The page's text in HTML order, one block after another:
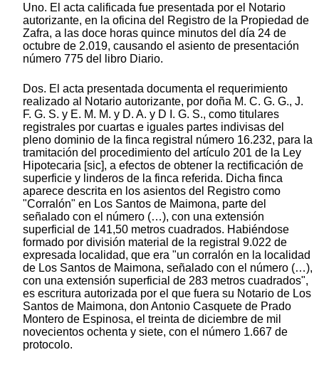
Uno. El acta calificada fue presentada por el Notario
autorizante, en la oficina del Registro de la Propiedad de
Zafra, a las doce horas quince minutos del día 24 de
octubre de 2.019, causando el asiento de presentación
número 775 del libro Diario.
Dos. El acta presentada documenta el requerimiento
realizado al Notario autorizante, por doña M. C. G. G., J.
F. G. S. y E. M. M. y D. A. y D I. G. S., como titulares
registrales por cuartas e iguales partes indivisas del
pleno dominio de la finca registral número 16.232, para la
tramitación del procedimiento del artículo 201 de la Ley
Hipotecaria [sic], a efectos de obtener la rectificación de
superficie y linderos de la finca referida. Dicha finca
aparece descrita en los asientos del Registro como
"Corralón" en Los Santos de Maimona, parte del
señalado con el número (…), con una extensión
superficial de 141,50 metros cuadrados. Habiéndose
formado por división material de la registral 9.022 de
expresada localidad, que era "un corralón en la localidad
de Los Santos de Maimona, señalado con el número (…),
con una extensión superficial de 283 metros cuadrados",
es escritura autorizada por el que fuera su Notario de Los
Santos de Maimona, don Antonio Casquete de Prado
Montero de Espinosa, el treinta de diciembre de mil
novecientos ochenta y siete, con el número 1.667 de
protocolo.